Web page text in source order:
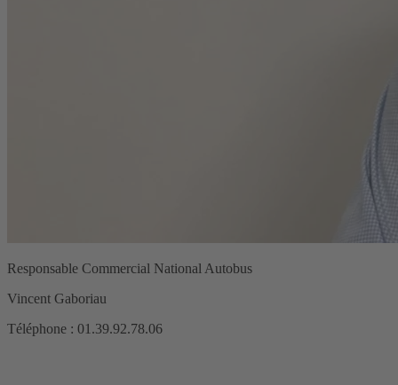
Responsable Commercial National Autobus
Vincent Gaboriau
Téléphone : 01.39.92.78.06